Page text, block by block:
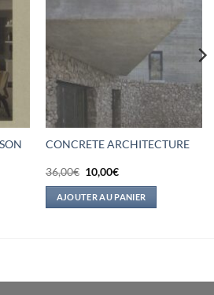
CONCRETE ARCHITECTURE
36,00€ Le
prix
initial
était :
36,00€.
10,00€Le
actuel
est :
10,00€.
AJOUTER AU PANIER